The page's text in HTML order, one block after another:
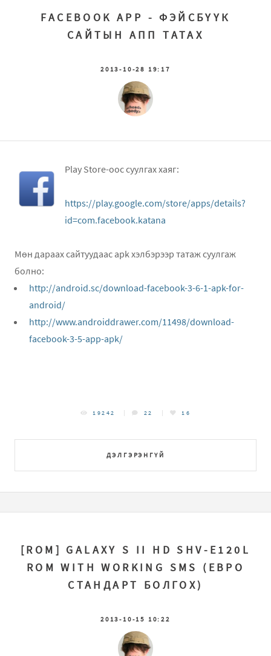
FACEBOOK APP - ФЭЙСБҮҮК
САЙТЫН АПП ТАТАХ
2013-10-28 19:17
Play Store-оос суулгах хаяг:
https://play.google.com/store/apps/details?
id=com.facebook.katana
Мөн дараах сайтуудаас apk хэлбэрээр татаж суулгаж
болно:
http://android.sc/download-facebook-3-6-1-apk-for-
android/
http://www.androiddrawer.com/11498/download-
facebook-3-5-app-apk/
ДЭЛГЭРЭНГҮЙ
19242 22 16
[ROM] GALAXY S II HD SHV-E120L
ROM WITH WORKING SMS (ЕВРО
СТАНДАРТ БОЛГОХ)
2013-10-15 10:22